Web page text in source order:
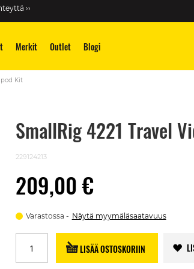
››
Merkit Outlet Blogi
Kit
SmallRig 4221 Travel
229124213
209,00 €
Varastossa Näytä myymäläsaatavuus
LISÄÄ OSTOSKORIIN